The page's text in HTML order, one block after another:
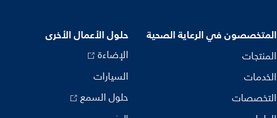
المتخصصون في الرعاية الصحية
المنتجات
الخدمات
التخصصات
حلول الأعمال الأخرى
الإضاءة
السيارات
حلول السمع